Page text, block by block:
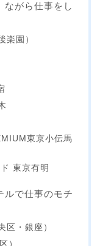
ながら仕事をし
楽園）
東京小伝馬
東京有明
ルで仕事のモチ
区・銀座）
）